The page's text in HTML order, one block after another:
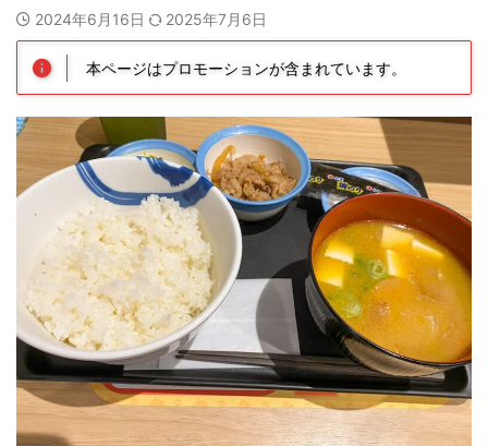
2024年6月16日 2025年7月6日
本ページはプロモーションが含まれています。